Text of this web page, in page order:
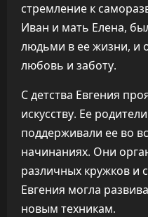
стремление к
Иван и мать Елена,
людьми в ее жизни, и
любовь и заботу.
С детства Евгения
искусству. Ее
поддерживали ее во
начинаниях. Они
различных кружков и
Евгения могла
новым техникам.